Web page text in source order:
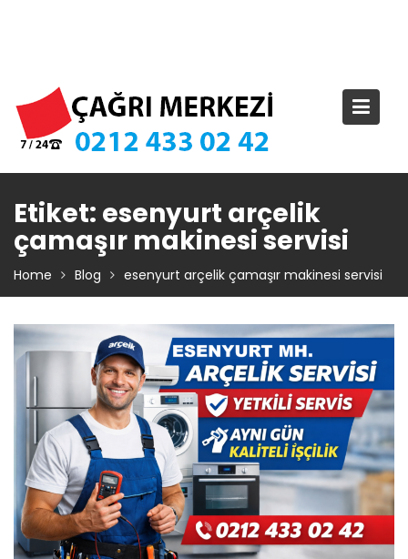
Etiket: esenyurt arçelik
çamaşır makinesi servisi
Home Blog esenyurt arçelik çamaşır makinesi servisi